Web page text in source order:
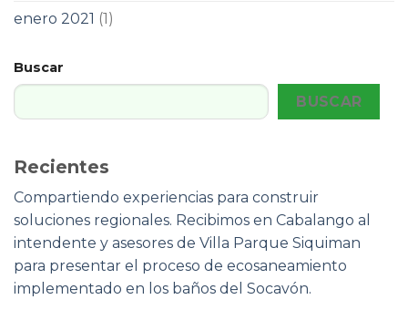
enero 2021 (1)
Buscar
BUSCAR
Recientes
Compartiendo experiencias para construir
soluciones regionales. Recibimos en Cabalango al
intendente y asesores de Villa Parque Siquiman
para presentar el proceso de ecosaneamiento
implementado en los baños del Socavón.